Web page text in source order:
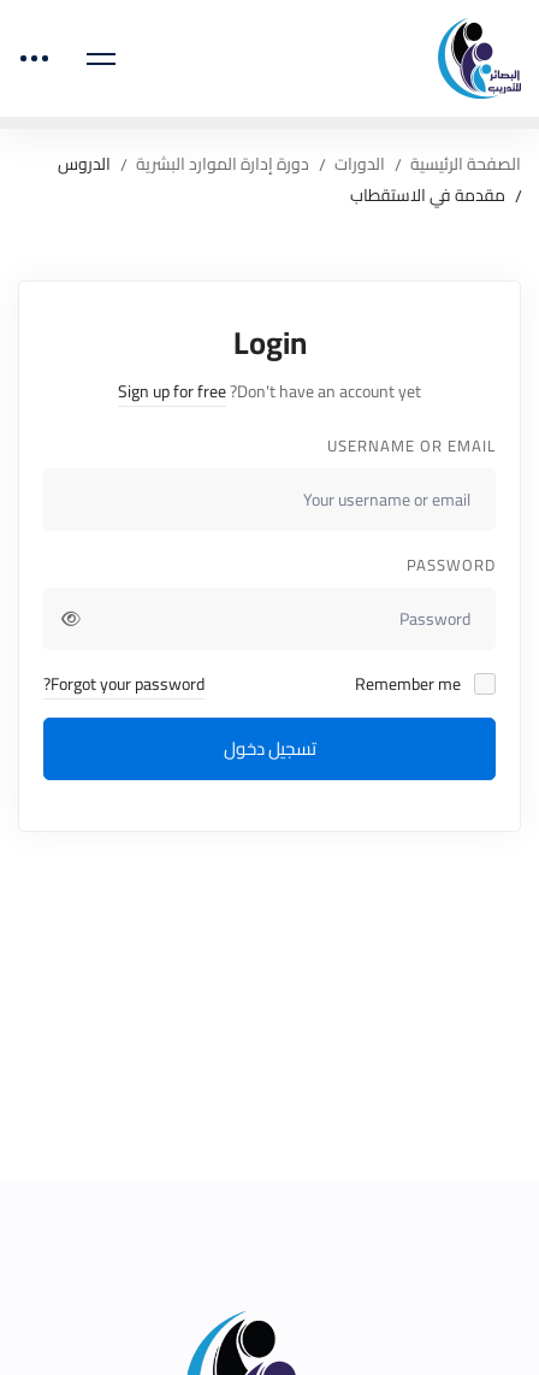
الصفحة الرئيسية الدورات دورة إدارة الموارد البشرية
الدروس
مقدمة في الاستقطاب
Login
Don't have an account yet?
Sign up for free
USERNAME OR EMAIL
PASSWORD
Forgot your password?
تسجيل دخول